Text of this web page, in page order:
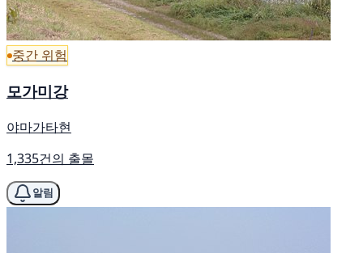
중간 위험
모가미강
야마가타현
1,335건의 출몰
알림